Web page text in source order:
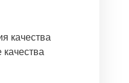
качества
качества